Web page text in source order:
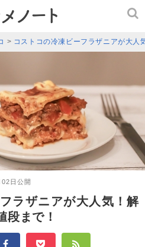
> コストコの冷凍ビーフラザニアが大人
日公開
ラザニアが大人気！解
段まで！